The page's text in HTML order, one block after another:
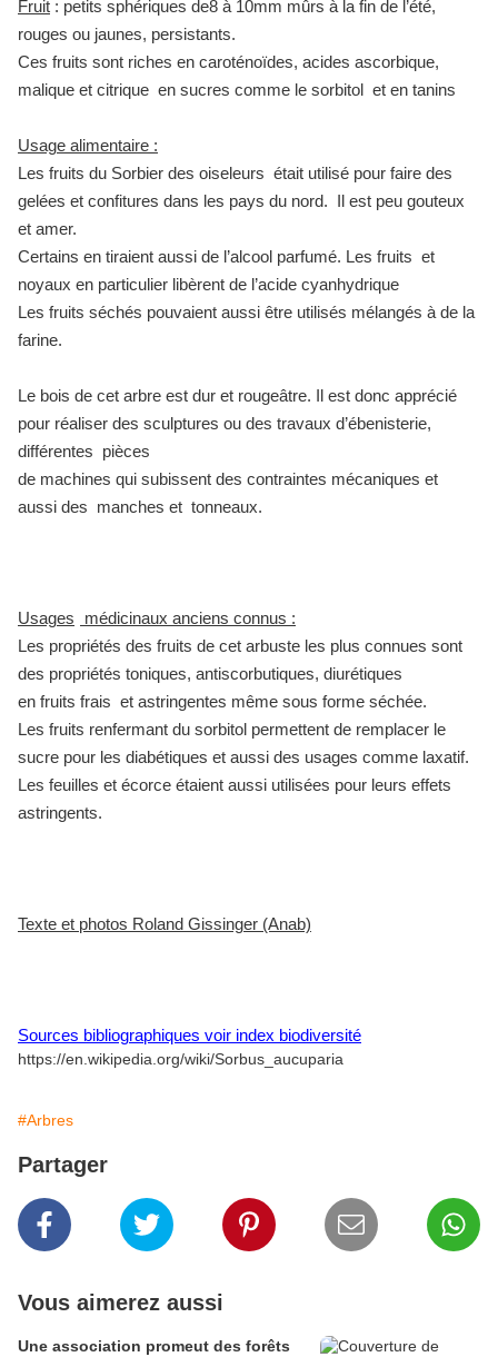
Fruit : petits sphériques de8 à 10mm mûrs à la fin de l’été,
rouges ou jaunes, persistants.
Ces fruits sont riches en caroténoïdes, acides ascorbique,
malique et citrique en sucres comme le sorbitol et en tanins
Usage alimentaire :
Les fruits du Sorbier des oiseleurs était utilisé pour faire des
gelées et confitures dans les pays du nord. Il est peu gouteux
et amer.
Certains en tiraient aussi de l’alcool parfumé. Les fruits et
noyaux en particulier libèrent de l’acide cyanhydrique
Les fruits séchés pouvaient aussi être utilisés mélangés à de la
farine.
Le bois de cet arbre est dur et rougeâtre. Il est donc apprécié
pour réaliser des sculptures ou des travaux d’ébenisterie,
différentes pièces
de machines qui subissent des contraintes mécaniques et
aussi des manches et tonneaux.
Usages
médicinaux anciens connus :
Les propriétés des fruits de cet arbuste les plus connues sont
des propriétés toniques, antiscorbutiques, diurétiques
en fruits frais et astringentes même sous forme séchée.
Les fruits renfermant du sorbitol permettent de remplacer le
sucre pour les diabétiques et aussi des usages comme laxatif.
Les feuilles et écorce étaient aussi utilisées pour leurs effets
astringents.
Texte et photos Roland Gissinger (Anab)
Sources bibliographiques voir index biodiversité
https://en.wikipedia.org/wiki/Sorbus_aucuparia
#Arbres
Partager
Vous aimerez aussi
Une association promeut des forêts